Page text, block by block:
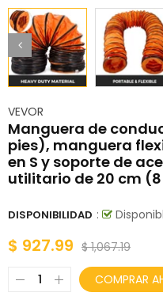
VEVOR
Manguera de
pies), manguera
en S y soporte de
utilitario de 20 cm
DISPONIBILIDAD :
$ 927.99 $ 1,067.19
COMPRAR